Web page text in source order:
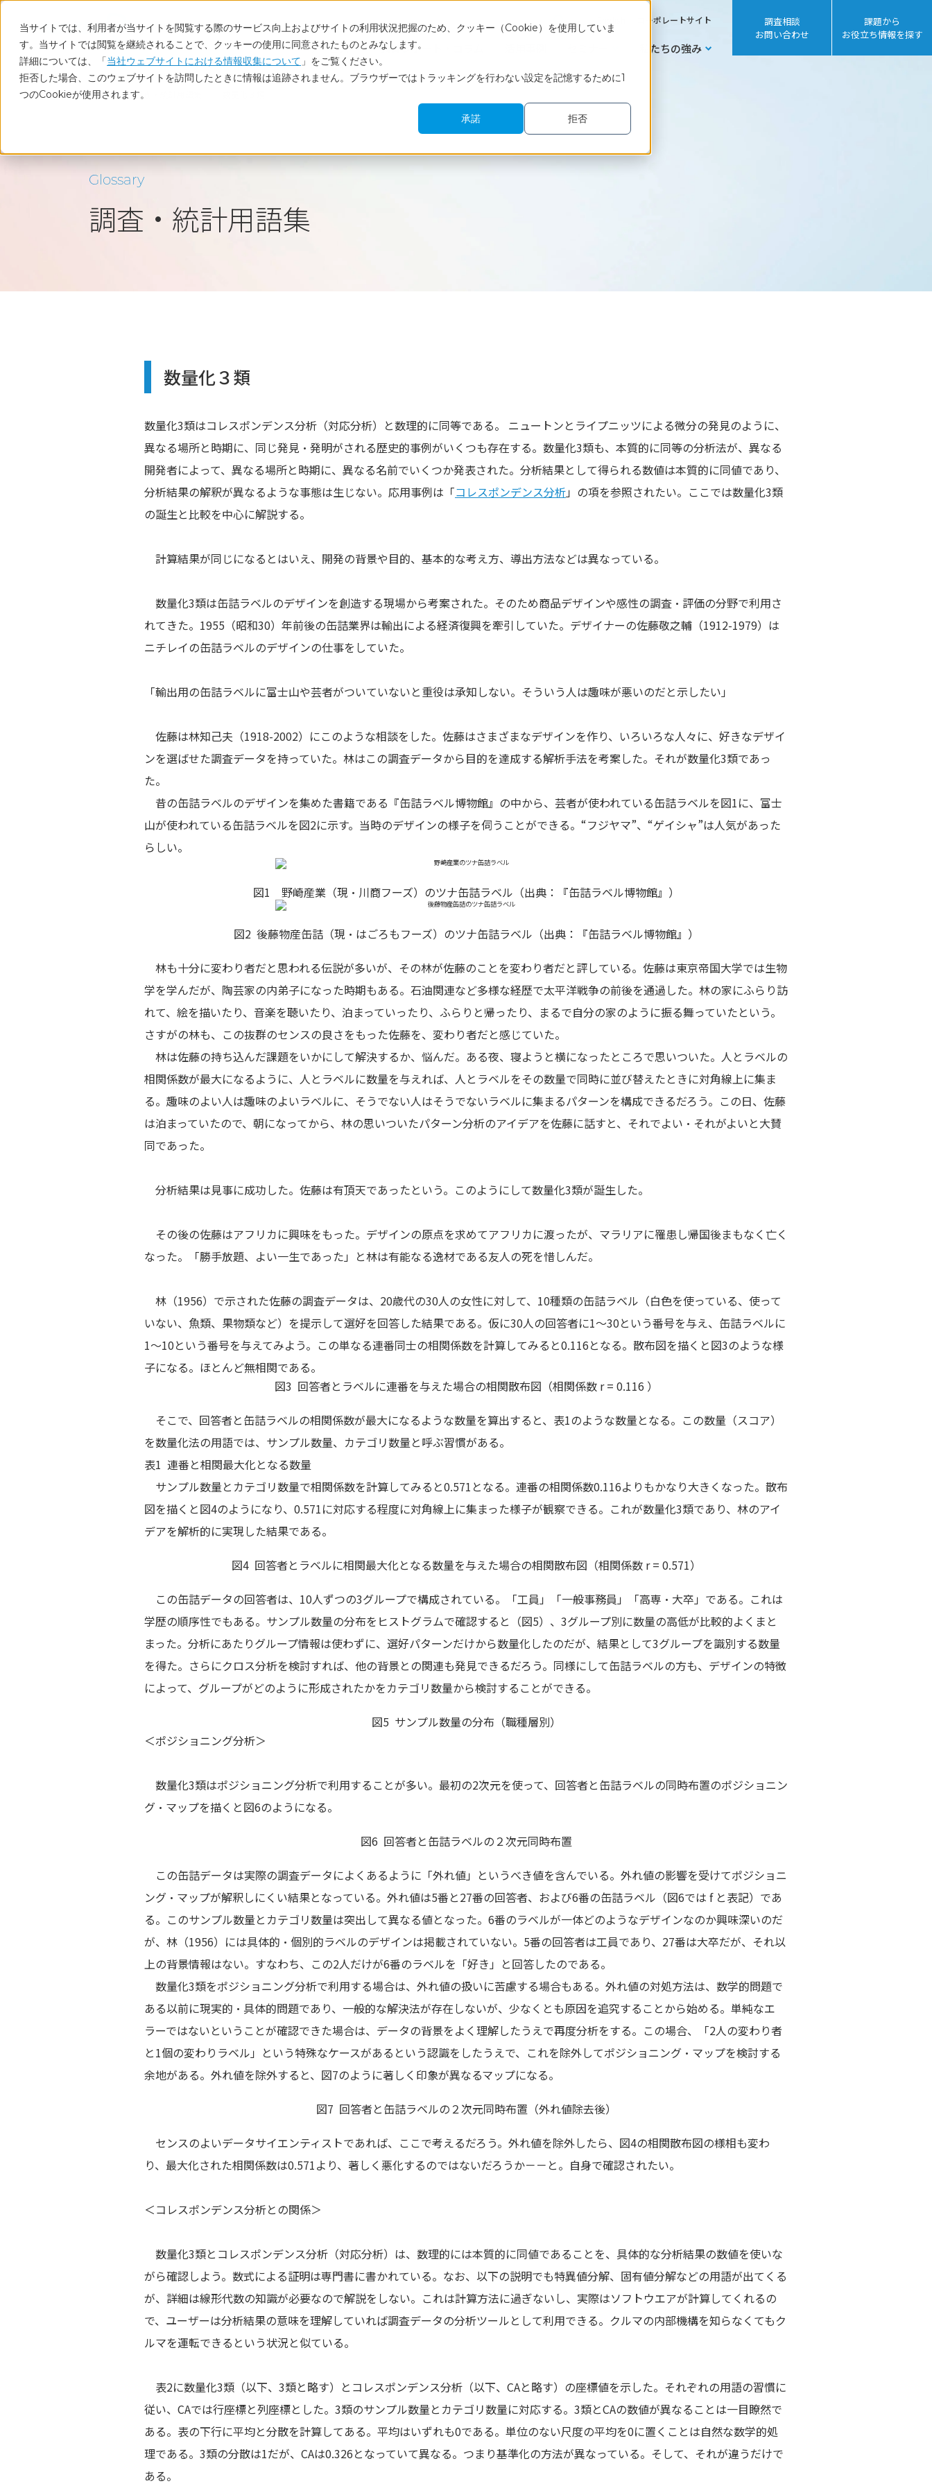
当サイトでは、利用者が当サイトを閲覧する際のサービス向上およびサイトの利用状況把握のため、クッキー（Cookie）を使用していま
す。当サイトでは閲覧を継続されることで、クッキーの使用に同意されたものとみなします。
詳細については、「当社ウェブサイトにおける情報収集について 」をご覧ください。
拒否した場合、このウェブサイトを訪問したときに情報は追跡されません。ブラウザーではトラッキングを行わない設定を記憶するために1
つのCookieが使用されます。
承諾
拒否
コーポレートサイト
サービス 調査レポート・コラム 私たちの強み
調査相談
お問い合わせ
課題から
お役立ち情報を探す
ホーム 調査・統計用語集
Glossary
調査・統計用語集
数量化３類
数量化3類はコレスポンデンス分析（対応分析）と数理的に同等である。 ニュートンとライプニッツによる微分の発見のように、
異なる場所と時期に、同じ発見・発明がされる歴史的事例がいくつも存在する。数量化3類も、本質的に同等の分析法が、異なる
開発者によって、異なる場所と時期に、異なる名前でいくつか発表された。分析結果として得られる数値は本質的に同値であり、
分析結果の解釈が異なるような事態は生じない。応用事例は「コレスポンデンス分析」の項を参照されたい。ここでは数量化3類
の誕生と比較を中心に解説する。
計算結果が同じになるとはいえ、開発の背景や目的、基本的な考え方、導出方法などは異なっている。
数量化3類は缶詰ラベルのデザインを創造する現場から考案された。そのため商品デザインや感性の調査・評価の分野で利用さ
れてきた。1955（昭和30）年前後の缶詰業界は輸出による経済復興を牽引していた。デザイナーの佐藤敬之輔（1912-1979）は
ニチレイの缶詰ラベルのデザインの仕事をしていた。
「輸出用の缶詰ラベルに富士山や芸者がついていないと重役は承知しない。そういう人は趣味が悪いのだと示したい」
佐藤は林知己夫（1918-2002）にこのような相談をした。佐藤はさまざまなデザインを作り、いろいろな人々に、好きなデザイ
ンを選ばせた調査データを持っていた。林はこの調査データから目的を達成する解析手法を考案した。それが数量化3類であっ
た。
昔の缶詰ラベルのデザインを集めた書籍である『缶詰ラベル博物館』の中から、芸者が使われている缶詰ラベルを図1に、富士
山が使われている缶詰ラベルを図2に示す。当時のデザインの様子を伺うことができる。“フジヤマ”、“ゲイシャ”は人気があった
らしい。
図1 野崎産業（現・川商フーズ）のツナ缶詰ラベル（出典：『缶詰ラベル博物館』）
図2 後藤物産缶詰（現・はごろもフーズ）のツナ缶詰ラベル（出典：『缶詰ラベル博物館』）
林も十分に変わり者だと思われる伝説が多いが、その林が佐藤のことを変わり者だと評している。佐藤は東京帝国大学では生物
学を学んだが、陶芸家の内弟子になった時期もある。石油関連など多様な経歴で太平洋戦争の前後を通過した。林の家にふらり訪
れて、絵を描いたり、音楽を聴いたり、泊まっていったり、ふらりと帰ったり、まるで自分の家のように振る舞っていたという。
さすがの林も、この抜群のセンスの良さをもった佐藤を、変わり者だと感じていた。
林は佐藤の持ち込んだ課題をいかにして解決するか、悩んだ。ある夜、寝ようと横になったところで思いついた。人とラベルの
相関係数が最大になるように、人とラベルに数量を与えれば、人とラベルをその数量で同時に並び替えたときに対角線上に集ま
る。趣味のよい人は趣味のよいラベルに、そうでない人はそうでないラベルに集まるパターンを構成できるだろう。この日、佐藤
は泊まっていたので、朝になってから、林の思いついたパターン分析のアイデアを佐藤に話すと、それでよい・それがよいと大賛
同であった。
分析結果は見事に成功した。佐藤は有頂天であったという。このようにして数量化3類が誕生した。
その後の佐藤はアフリカに興味をもった。デザインの原点を求めてアフリカに渡ったが、マラリアに罹患し帰国後まもなく亡く
なった。「勝手放題、よい一生であった」と林は有能なる逸材である友人の死を惜しんだ。
林（1956）で示された佐藤の調査データは、20歳代の30人の女性に対して、10種類の缶詰ラベル（白色を使っている、使って
いない、魚類、果物類など）を提示して選好を回答した結果である。仮に30人の回答者に1～30という番号を与え、缶詰ラベルに
1～10という番号を与えてみよう。この単なる連番同士の相関係数を計算してみると0.116となる。散布図を描くと図3のような様
子になる。ほとんど無相関である。
図3 回答者とラベルに連番を与えた場合の相関散布図（相関係数 r = 0.116 ）
そこで、回答者と缶詰ラベルの相関係数が最大になるような数量を算出すると、表1のような数量となる。この数量（スコア）
を数量化法の用語では、サンプル数量、カテゴリ数量と呼ぶ習慣がある。
表1 連番と相関最大化となる数量
サンプル数量とカテゴリ数量で相関係数を計算してみると0.571となる。連番の相関係数0.116よりもかなり大きくなった。散布
図を描くと図4のようになり、0.571に対応する程度に対角線上に集まった様子が観察できる。これが数量化3類であり、林のアイ
デアを解析的に実現した結果である。
図4 回答者とラベルに相関最大化となる数量を与えた場合の相関散布図（相関係数 r = 0.571）
この缶詰データの回答者は、10人ずつの3グループで構成されている。「工員」「一般事務員」「高専・大卒」である。これは
学歴の順序性でもある。サンプル数量の分布をヒストグラムで確認すると（図5）、3グループ別に数量の高低が比較的よくまと
まった。分析にあたりグループ情報は使わずに、選好パターンだけから数量化したのだが、結果として3グループを識別する数量
を得た。さらにクロス分析を検討すれば、他の背景との関連も発見できるだろう。同様にして缶詰ラベルの方も、デザインの特徴
によって、グループがどのように形成されたかをカテゴリ数量から検討することができる。
図5 サンプル数量の分布（職種層別）
＜ポジショニング分析＞
数量化3類はポジショニング分析で利用することが多い。最初の2次元を使って、回答者と缶詰ラベルの同時布置のポジショニン
グ・マップを描くと図6のようになる。
図6 回答者と缶詰ラベルの２次元同時布置
この缶詰データは実際の調査データによくあるように「外れ値」というべき値を含んでいる。外れ値の影響を受けてポジショニ
ング・マップが解釈しにくい結果となっている。外れ値は5番と27番の回答者、および6番の缶詰ラベル（図6では f と表記）であ
る。このサンプル数量とカテゴリ数量は突出して異なる値となった。6番のラベルが一体どのようなデザインなのか興味深いのだ
が、林（1956）には具体的・個別的ラベルのデザインは掲載されていない。5番の回答者は工員であり、27番は大卒だが、それ以
上の背景情報はない。すなわち、この2人だけが6番のラベルを「好き」と回答したのである。
数量化3類をポジショニング分析で利用する場合は、外れ値の扱いに苦慮する場合もある。外れ値の対処方法は、数学的問題で
ある以前に現実的・具体的問題であり、一般的な解決法が存在しないが、少なくとも原因を追究することから始める。単純なエ
ラーではないということが確認できた場合は、データの背景をよく理解したうえで再度分析をする。この場合、「2人の変わり者
と1個の変わりラベル」という特殊なケースがあるという認識をしたうえで、これを除外してポジショニング・マップを検討する
余地がある。外れ値を除外すると、図7のように著しく印象が異なるマップになる。
図7 回答者と缶詰ラベルの２次元同時布置（外れ値除去後）
センスのよいデータサイエンティストであれば、ここで考えるだろう。外れ値を除外したら、図4の相関散布図の様相も変わ
り、最大化された相関係数は0.571より、著しく悪化するのではないだろうか－－と。自身で確認されたい。
＜コレスポンデンス分析との関係＞
数量化3類とコレスポンデンス分析（対応分析）は、数理的には本質的に同値であることを、具体的な分析結果の数値を使いな
がら確認しよう。数式による証明は専門書に書かれている。なお、以下の説明でも特異値分解、固有値分解などの用語が出てくる
が、詳細は線形代数の知識が必要なので解説をしない。これは計算方法に過ぎないし、実際はソフトウエアが計算してくれるの
で、ユーザーは分析結果の意味を理解していれば調査データの分析ツールとして利用できる。クルマの内部機構を知らなくてもク
ルマを運転できるという状況と似ている。
表2に数量化3類（以下、3類と略す）とコレスポンデンス分析（以下、CAと略す）の座標値を示した。それぞれの用語の習慣に
従い、CAでは行座標と列座標とした。3類のサンプル数量とカテゴリ数量に対応する。3類とCAの数値が異なることは一目瞭然で
ある。表の下行に平均と分散を計算してある。平均はいずれも0である。単位のない尺度の平均を0に置くことは自然な数学的処
理である。3類の分散は1だが、CAは0.326となっていて異なる。つまり基準化の方法が異なっている。そして、それが違うだけで
ある。